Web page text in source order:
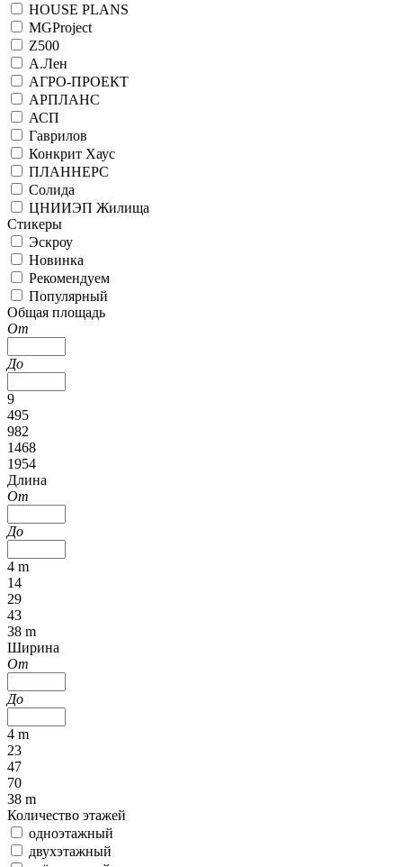
HOUSE PLANS
MGProject
Z500
А.Лен
АГРО-ПРОЕКТ
АРПЛАНС
АСП
Гаврилов
Конкрит Хаус
ПЛАННЕРС
Солида
ЦНИИЭП Жилища
Стикеры
Эскроу
Новинка
Рекомендуем
Популярный
Общая площадь
От
До
9
495
982
1468
1954
Длина
От
До
4 m
14
29
43
38 m
Ширина
От
До
4 m
23
47
70
38 m
Количество этажей
одноэтажный
двухэтажный